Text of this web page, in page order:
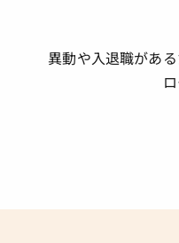
異動や入退職があ